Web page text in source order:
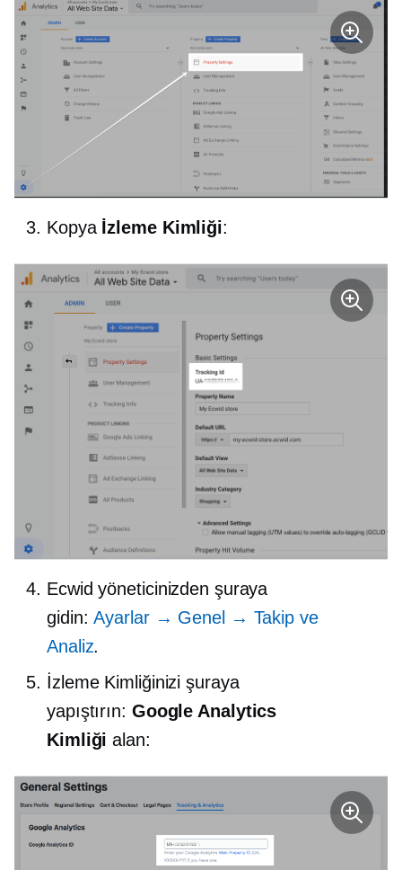
Kopya İzleme Kimliği:
Ecwid yöneticinizden şuraya
gidin:Ayarlar → Genel → Takip ve
Analiz.
İzleme Kimliğinizi şuraya
yapıştırın: Google Analytics
Kimliği alan: